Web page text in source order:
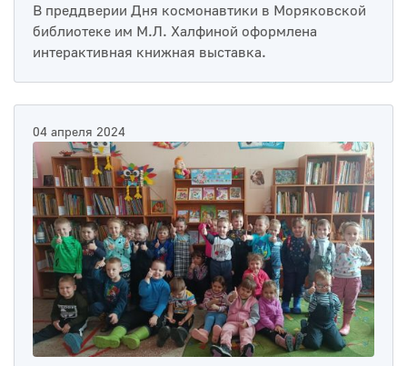
В преддверии Дня космонавтики в Моряковской
библиотеке им М.Л. Халфиной оформлена
интерактивная книжная выставка.
04 апреля 2024